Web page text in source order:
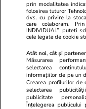
PROMO
prin modalitatea
folosirea tuturor
dvs. cu privire la
care colaboram.
INDIVIDUAL” puteti
cele legate de cookie
Atât noi, cât și
Măsurarea
selectarea
informațiilor de pe un
Crearea profilurilor de
selectarea
publicitate
Înțelegerea